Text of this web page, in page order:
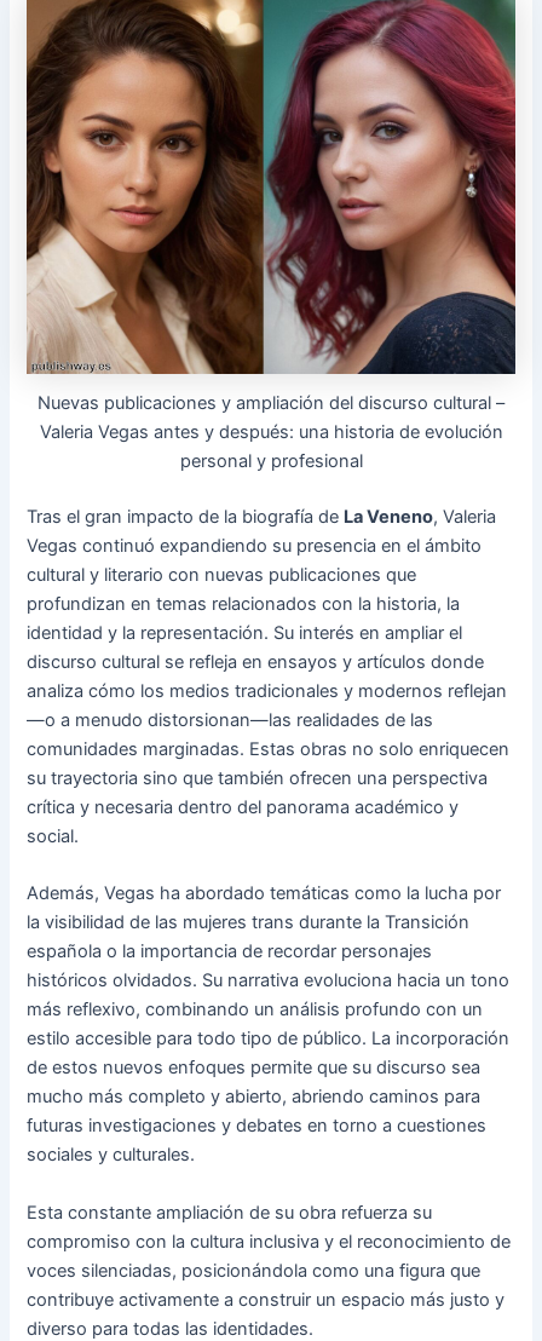
Nuevas publicaciones y ampliación del discurso cultural –
Valeria Vegas antes y después: una historia de evolución
personal y profesional
Tras el gran impacto de la biografía de La Veneno, Valeria
Vegas continuó expandiendo su presencia en el ámbito
cultural y literario con nuevas publicaciones que
profundizan en temas relacionados con la historia, la
identidad y la representación. Su interés en ampliar el
discurso cultural se refleja en ensayos y artículos donde
analiza cómo los medios tradicionales y modernos reflejan
—o a menudo distorsionan—las realidades de las
comunidades marginadas. Estas obras no solo enriquecen
su trayectoria sino que también ofrecen una perspectiva
crítica y necesaria dentro del panorama académico y
social.
Además, Vegas ha abordado temáticas como la lucha por
la visibilidad de las mujeres trans durante la Transición
española o la importancia de recordar personajes
históricos olvidados. Su narrativa evoluciona hacia un tono
más reflexivo, combinando un análisis profundo con un
estilo accesible para todo tipo de público. La incorporación
de estos nuevos enfoques permite que su discurso sea
mucho más completo y abierto, abriendo caminos para
futuras investigaciones y debates en torno a cuestiones
sociales y culturales.
Esta constante ampliación de su obra refuerza su
compromiso con la cultura inclusiva y el reconocimiento de
voces silenciadas, posicionándola como una figura que
contribuye activamente a construir un espacio más justo y
diverso para todas las identidades.